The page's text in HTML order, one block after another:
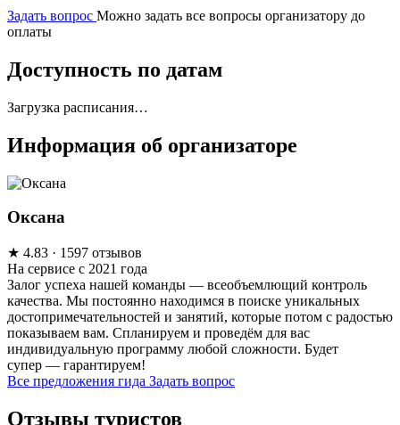
Задать вопрос Можно задать все вопросы организатору до
оплаты
Доступность по датам
Загрузка расписания…
Информация об организаторе
Оксана
★ 4.83 · 1597 отзывов
На сервисе с 2021 года
Залог успеха нашей команды — всеобъемлющий контроль
качества. Мы постоянно находимся в поиске уникальных
достопримечательностей и занятий, которые потом с радостью
показываем вам. Спланируем и проведём для вас
индивидуальную программу любой сложности. Будет
супер — гарантируем!
Все предложения гида Задать вопрос
Отзывы туристов